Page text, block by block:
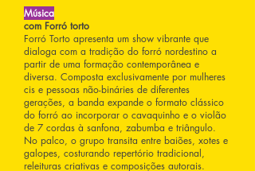
Música
com Forró torto
Forró Torto apresenta um show vibrante que
dialoga com a tradição do forró nordestino a
partir de uma formação contemporânea e
diversa. Composta exclusivamente por mulheres
cis e pessoas não-bináries de diferentes
gerações, a banda expande o formato clássico
do forró ao incorporar o cavaquinho e o violão
de 7 cordas à sanfona, zabumba e triângulo.
No palco, o grupo transita entre baiões, xotes e
galopes, costurando repertório tradicional,
releituras criativas e composições autorais.